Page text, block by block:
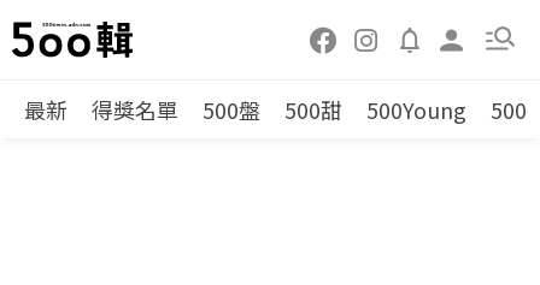
最新 得獎名單 500盤 500甜 500Young 500